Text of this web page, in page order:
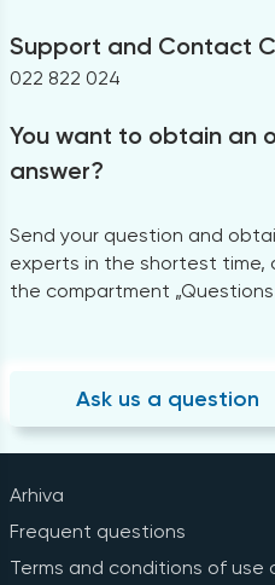
Support and Contact
022 822 024
You want to obtain an
answer?
Send your question and
experts in the shortest time,
the compartment
Ask us a question
Arhiva
Frequent questions
Terms and conditions of use